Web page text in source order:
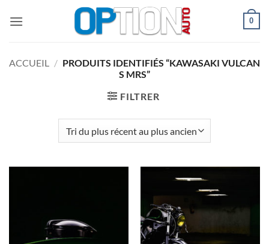
0
ACCUEIL / PRODUITS IDENTIFIÉS “KAWASAKI VULCAN
S MRS”
FILTRER